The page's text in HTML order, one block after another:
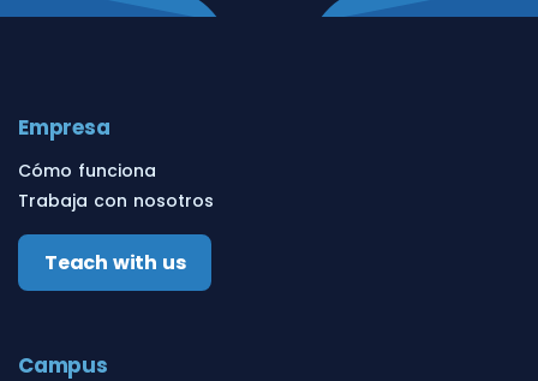
Empresa
Cómo funciona
Trabaja con nosotros
Teach with us
Campus